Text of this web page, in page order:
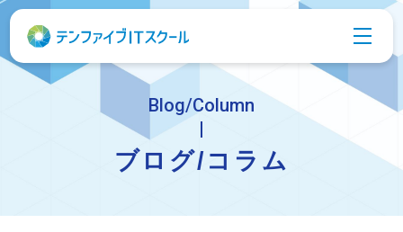
Blog/Column
ブログ/コラム